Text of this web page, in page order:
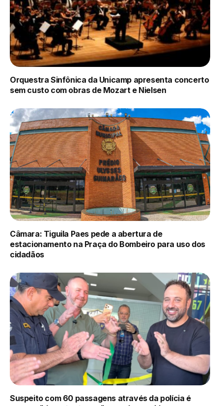
Orquestra Sinfônica da Unicamp apresenta concerto
sem custo com obras de Mozart e Nielsen
Câmara: Tiguila Paes pede a abertura de
estacionamento na Praça do Bombeiro para uso dos
cidadãos
Suspeito com 60 passagens através da polícia é